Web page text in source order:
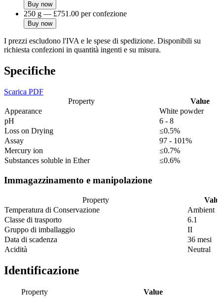
Buy now
250 g — £751.00 per confezione
Buy now
I prezzi escludono l'IVA e le spese di spedizione. Disponibili su
richiesta confezioni in quantità ingenti e su misura.
Specifiche
Scarica PDF
Property
Value
Appearance
White powder
pH
6 - 8
Loss on Drying
≤0.5%
Assay
97 - 101%
Mercury ion
≤0.7%
Substances soluble in Ether
≤0.6%
Immagazzinamento e manipolazione
Property
Temperatura di Conservazione
Ambient
Classe di trasporto
6.1
Gruppo di imballaggio
II
Data di scadenza
36 mesi
Acidità
Neutral
Identificazione
Property
Value